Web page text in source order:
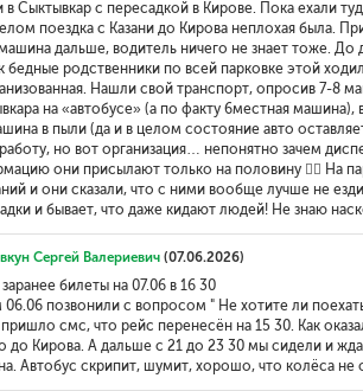
в Сыктывкар с пересадкой в Кирове. Пока ехали
поездка с Казани до Кирова неплохая была.
дальше, водитель ничего не знает тоже. До
бедные родственники по всей парковке этой
Нашли свой транспорт, опросив 7-8
на «автобусе» (а по факту 6местная
в пыли (да и в целом состояние авто
но вот организация… непонятно зачем
они присылают только на половину 🤷‍♀️ На
и они сказали, что с ними вообще лучше не
и бывает, что даже кидают людей! Не знаю
Сергей Валериевич(07.06.2026)
заранее билеты на 07.06 в 16 30
позвонили с вопросом " Не хотите ли
пришло смс, что рейс перенесён на 15 30. Как
до Кирова. А дальше с 21 до 23 30 мы сидели и
Автобус скрипит, шумит, хорошо, что колёса не